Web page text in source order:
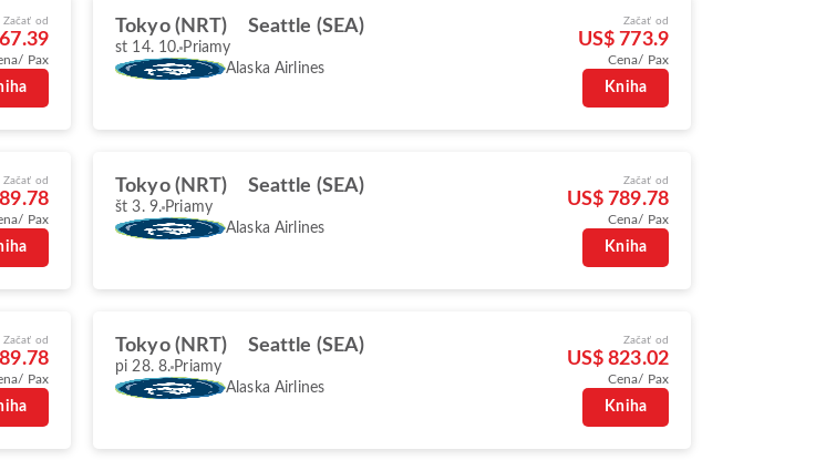
Začať od
Pax
Tokyo (NRT) Seattle (SEA)
st 14. 10. Priamy
Alaska Airlines
Začať od
US$ 773.9
Cena/ Pax
Kniha
Začať od
Pax
Tokyo (NRT) Seattle (SEA)
št 3. 9. Priamy
Alaska Airlines
Začať od
US$ 789.78
Cena/ Pax
Kniha
Začať od
Pax
Tokyo (NRT) Seattle (SEA)
pi 28. 8. Priamy
Alaska Airlines
Začať od
US$ 823.02
Cena/ Pax
Kniha